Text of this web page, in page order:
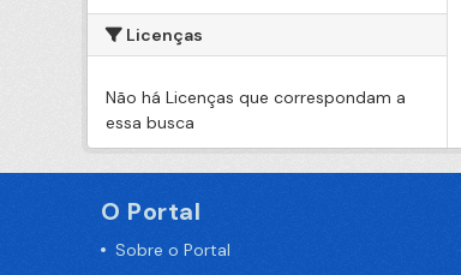
Licenças
Não há Licenças que correspondam a
essa busca
O Portal
Sobre o Portal